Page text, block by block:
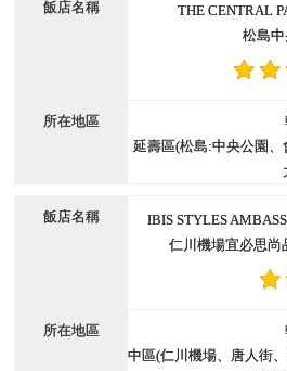
THE CENTRAL
松島
延壽區(松島:中央公園、
IBIS STYLES
仁川機場宜必思尚
中區(仁川機場、唐人街